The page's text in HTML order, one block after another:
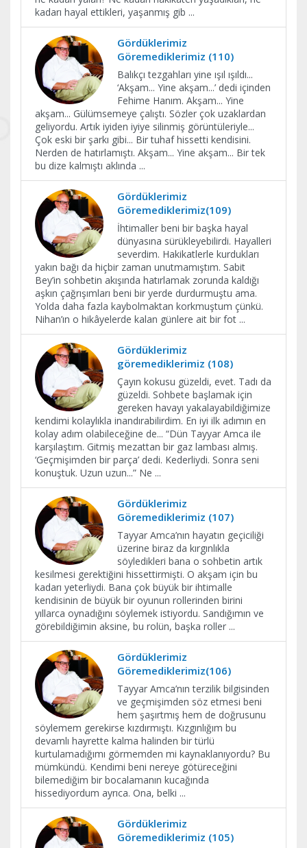
kadarı hayal ettikleri, yaşanmış gib ...
Gördüklerimiz
Göremediklerimiz (110)
Balıkçı tezgahları yine ışıl ışıldı...
‘Akşam... Yine akşam...’ dedi içinden
Fehime Hanım. Akşam... Yine
akşam... Gülümsemeye çalıştı. Sözler çok uzaklardan
geliyordu. Artık iyiden iyiye silinmiş görüntüleriyle...
Çok eski bir şarkı gibi... Bir tuhaf hissetti kendisini.
Nerden de hatırlamıştı. Akşam... Yine akşam... Bir tek
bu dize kalmıştı aklında ...
Gördüklerimiz
Göremediklerimiz(109)
İhtimaller beni bir başka hayal
dünyasına sürükleyebilirdi. Hayalleri
severdim. Hakikatlerle kurdukları
yakın bağı da hiçbir zaman unutmamıştım. Sabit
Bey’in sohbetin akışında hatırlamak zorunda kaldığı
aşkın çağrışımları beni bir yerde durdurmuştu ama.
Yolda daha fazla kaybolmaktan korkmuştum çünkü.
Nihan’ın o hikâyelerde kalan günlere ait bir fot ...
Gördüklerimiz
göremediklerimiz (108)
Çayın kokusu güzeldi, evet. Tadı da
güzeldi. Sohbete başlamak için
gereken havayı yakalayabildiğimize
kendimi kolaylıkla inandırabilirdim. En iyi ilk adımın en
kolay adım olabileceğine de... “Dün Tayyar Amca ile
karşılaştım. Gitmiş mezattan bir gaz lambası almış.
‘Geçmişimden bir parça’ dedi. Kederliydi. Sonra seni
konuştuk. Uzun uzun...” Ne ...
Gördüklerimiz
Göremediklerimiz (107)
Tayyar Amca’nın hayatın geçiciliği
üzerine biraz da kırgınlıkla
söyledikleri bana o sohbetin artık
kesilmesi gerektiğini hissettirmişti. O akşam için bu
kadarı yeterliydi. Bana çok büyük bir ihtimalle
kendisinin de büyük bir oyunun rollerinden birini
yıllarca oynadığını söylemek istiyordu. Sandığımın ve
görebildiğimin aksine, bu rolün, başka roller ...
Gördüklerimiz
Göremediklerimiz(106)
Tayyar Amca’nın terzilik bilgisinden
ve geçmişimden söz etmesi beni
hem şaşırtmış hem de doğrusunu
söylemem gerekirse kızdırmıştı. Kızgınlığım bu
devamlı hayrette kalma halinden bir türlü
kurtulamadığımı görmemden mi kaynaklanıyordu? Bu
mümkündü. Kendimi beni nereye götüreceğini
bilemediğim bir bocalamanın kucağında
hissediyordum ayrıca. Ona, belki ...
Gördüklerimiz
Göremediklerimiz (105)